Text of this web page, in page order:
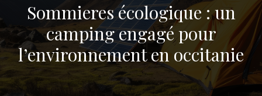
Sommieres écologique : un
camping engagé pour
l’environnement en occitanie